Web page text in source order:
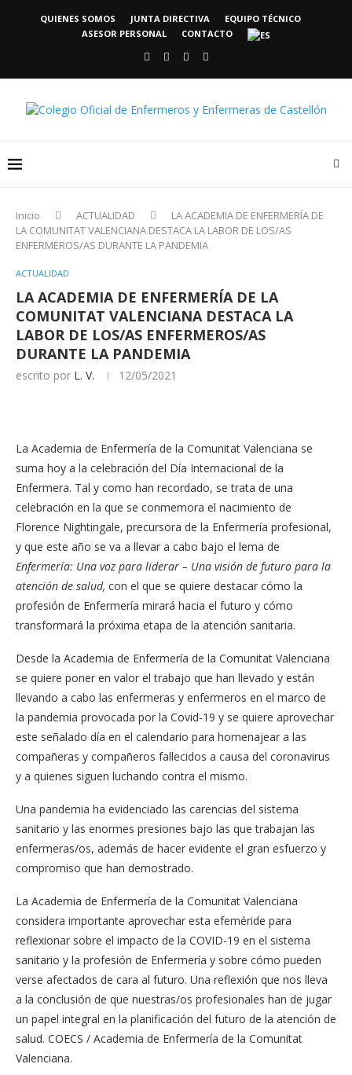
QUIENES SOMOS JUNTA DIRECTIVA
EQUIPO TÉCNICO
ASESOR PERSONAL
CONTACTO
Inicio ACTUALIDAD
LA ACADEMIA DE ENFERMERÍA DE
LA COMUNITAT VALENCIANA DESTACA LA LABOR DE LOS/AS
ENFERMEROS/AS DURANTE LA PANDEMIA
ACTUALIDAD
LA ACADEMIA DE ENFERMERÍA DE LA
COMUNITAT VALENCIANA DESTACA LA
LABOR DE LOS/AS ENFERMEROS/AS
DURANTE LA PANDEMIA
escrito por L. V. 12/05/2021
La Academia de Enfermería de la Comunitat Valenciana se
suma hoy a la celebración del Día Internacional de la
Enfermera. Tal y como han recordado, se trata de una
celebración en la que se conmemora el nacimiento de
Florence Nightingale, precursora de la Enfermería profesional,
y que este año se va a llevar a cabo bajo el lema de
Enfermería: Una voz para liderar – Una visión de futuro para la
atención de salud, con el que se quiere destacar cómo la
profesión de Enfermería mirará hacia el futuro y cómo
transformará la próxima etapa de la atención sanitaria.
Desde la Academia de Enfermería de la Comunitat Valenciana
se quiere poner en valor el trabajo que han llevado y están
llevando a cabo las enfermeras y enfermeros en el marco de
la pandemia provocada por la Covid-19 y se quiere aprovechar
este señalado día en el calendario para homenajear a las
compañeras y compañeros fallecidos a causa del coronavirus
y a quienes siguen luchando contra el mismo.
Una pandemia ha evidenciado las carencias del sistema
sanitario y las enormes presiones bajo las que trabajan las
enfermeras/os, además de hacer evidente el gran esfuerzo y
compromiso que han demostrado.
La Academia de Enfermería de la Comunitat Valenciana
considera importante aprovechar esta efeméride para
reflexionar sobre el impacto de la COVID-19 en el sistema
sanitario y la profesión de Enfermería y sobre cómo pueden
verse afectados de cara al futuro. Una reflexión que nos lleva
a la conclusión de que nuestras/os profesionales han de jugar
un papel integral en la planificación del futuro de la atención de
salud. COECS / Academia de Enfermería de la Comunitat
Valenciana.